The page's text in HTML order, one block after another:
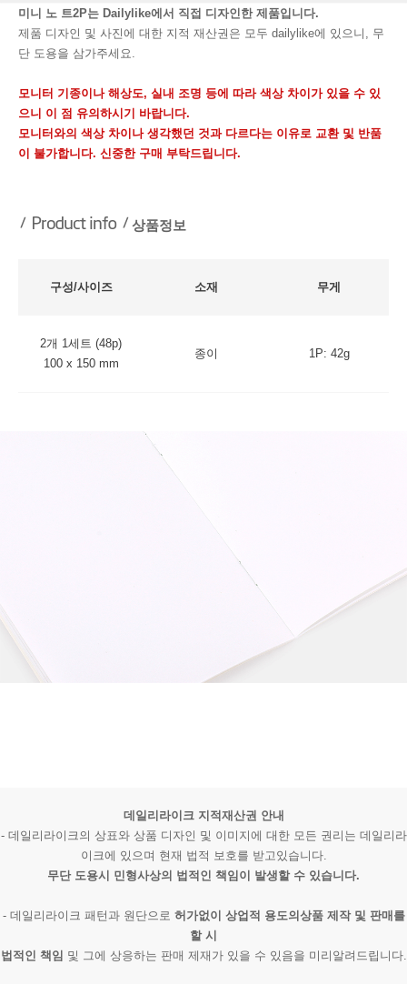
미니 노 트2P는 Dailylike에서 직접 디자인한 제품입니다.
제품 디자인 및 사진에 대한 지적 재산권은 모두 dailylike에 있으니, 무
단 도용을 삼가주세요.
모니터 기종이나 해상도, 실내 조명 등에 따라 색상 차이가 있을 수 있
으니 이 점 유의하시기 바랍니다.
모니터와의 색상 차이나 생각했던 것과 다르다는 이유로 교환 및 반품
이 불가합니다. 신중한 구매 부탁드립니다.
상품정보
구성/사이즈 소재 무게
2개 1세트 (48p)
100 x 150 mm
종이 1P: 42g
데일리라이크 지적재산권 안내
- 데일리라이크의 상표와 상품 디자인 및 이미지에 대한 모든 권리는 데일리라
이크에 있으며 현재 법적 보호를 받고있습니다.
무단 도용시 민형사상의 법적인 책임이 발생할 수 있습니다.
- 데일리라이크 패턴과 원단으로 허가없이 상업적 용도의상품 제작 및 판매를
할 시
법적인 책임 및 그에 상응하는 판매 제재가 있을 수 있음을 미리알려드립니다.